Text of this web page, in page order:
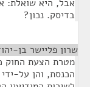
אבל, היא שואלת:
בדיסק. נכון?
שרון פליישר בן-
מטרת הצעת החוק
הכנסת, והן על-